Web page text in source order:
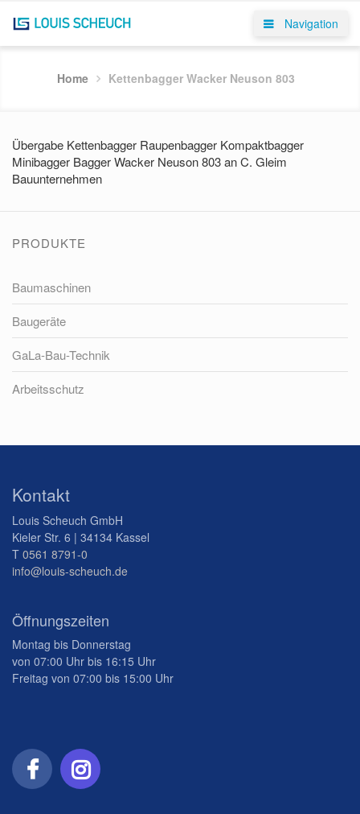
Navigation
Home Kettenbagger Wacker Neuson 803
Übergabe Kettenbagger Raupenbagger Kompaktbagger
Minibagger Bagger Wacker Neuson 803 an C. Gleim
Bauunternehmen
PRODUKTE
Baumaschinen
Baugeräte
GaLa-Bau-Technik
Arbeitsschutz
Kontakt
Louis Scheuch GmbH
Kieler Str. 6 | 34134 Kassel
T 0561 8791-0
info@louis-scheuch.de
Öffnungszeiten
Montag bis Donnerstag
von 07:00 Uhr bis 16:15 Uhr
Freitag von 07:00 bis 15:00 Uhr